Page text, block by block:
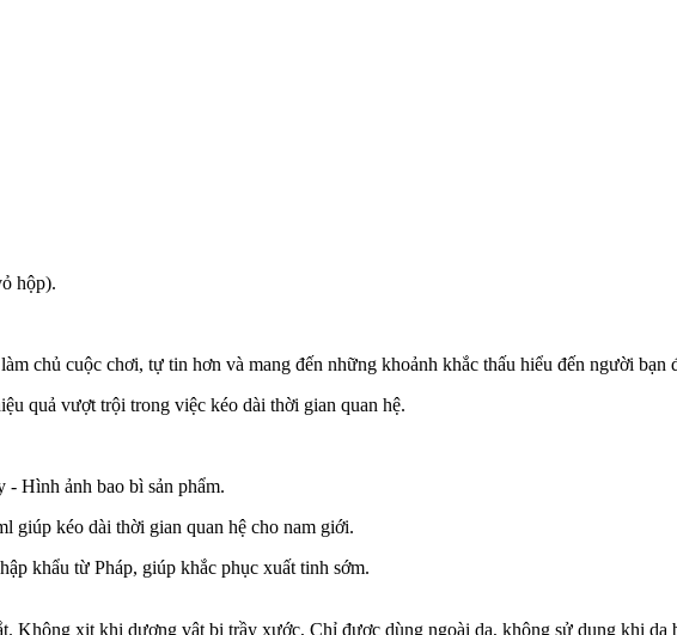
hộp).
chủ cuộc chơi, tự tin hơn và mang đến những khoảnh khắc thấu hiểu đến người bạn
Không xịt khi dương vật bị trầy xước, Chỉ được dùng ngoài da, không sử dụng khi